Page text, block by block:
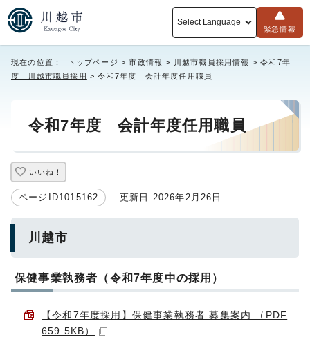
Select Language
緊急情報
現在の位置： トップページ >市政情報 > 川越市職員採用情報 >令和7年
度 川越市職員採用 > 令和7年度 会計年度任用職員
令和7年度 会計年度任用職員
いいね！
ページID1015162 更新日 2026年2月26日
川越市
保健事業執務者（令和7年度中の採用）
【令和7年度採用】保健事業執務者 募集案内 （PDF
659.5KB）